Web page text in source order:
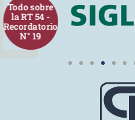
Todo sobre
la RT 54 -
Recordatorio
N° 19